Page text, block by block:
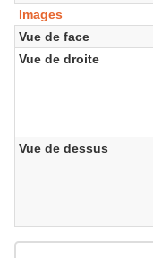
Images
Vue de face
Vue de droite
Vue de dessus